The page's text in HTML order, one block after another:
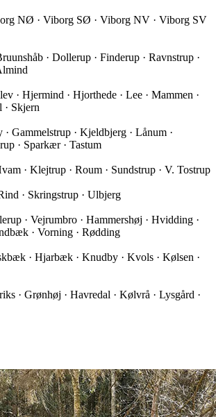
NØ · Viborg SØ · Viborg NV · Viborg SV
· Dollerup · Finderup · Ravnstrup ·
· Hjermind · Hjorthede · Lee · Mammen ·
· Skjern
· Gammelstrup · Kjeldbjerg · Lånum ·
· Sparkær · Tastum
· Klejtrup · Roum · Sundstrup · V. Tostrup
· Skringstrup · Ulbjerg
· Vejrumbro · Hammershøj · Hvidding ·
· Vorning · Rødding
· Hjarbæk · Knudby · Kvols · Kølsen ·
· Grønhøj · Havredal · Kølvrå · Lysgård ·